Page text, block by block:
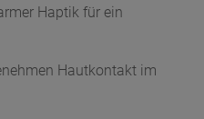
Haptik für ein
Hautkontakt im